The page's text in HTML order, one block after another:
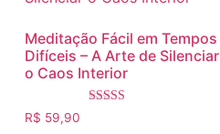
Meditação Fácil em Tempos
Difíceis – A Arte de Silenciar
o Caos Interior
R$ 59,90